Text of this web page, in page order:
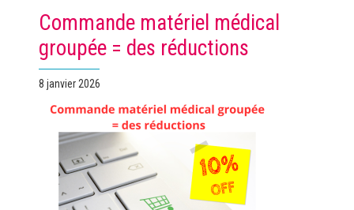
Commande matériel médical
groupée = des réductions
Publié
8 janvier 2026